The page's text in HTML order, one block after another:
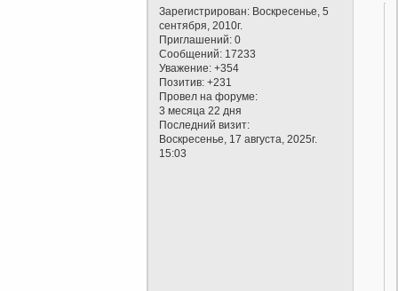
Зарегистрирован: Воскресенье, 5
сентября, 2010г.
Приглашений: 0
Сообщений: 17233
Уважение: +354
Позитив: +231
Провел на форуме:
3 месяца 22 дня
Последний визит:
Воскресенье, 17 августа, 2025г.
15:03